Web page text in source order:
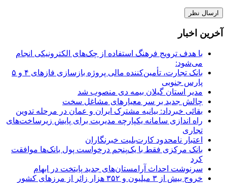
آخرین اخبار
با هدف ترویج فرهنگ استفاده از چک‌های الکترونیکی انجام
می‌شود:
بانک تجارت، تأمین‌کننده مالی پروژه بازسازی فازهای ۴ و ۵
پارس جنوبی
مدیر استان گیلان بیمه دی منصوب شد
چالش جدید بر سر معیارهای مشاغل سخت
بقائی خبرداد: بیانیه مشترک ایران و عمان در مرحله تدوین
راه اندازی سامانه یکپارچه مدیریت برای پایش زیرساخت‌های
تجاری
اعتبار نامحدود کارت‌بلیت خبرنگاران
بانک مرکزی فقط با یک‌‎پنجم درخواست پول بانک‌ها موافقت
کرد
سرنوشت احداث آرامستان‌های جدید پایتخت در ابهام
خروج بیش از ۳ میلیون و ۳۵۲ هزار زائر از مرزهای کشور